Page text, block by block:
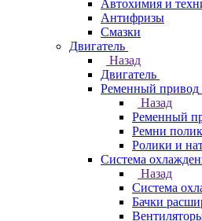
Автохимия и
Антифризы
Смазки
Двигатель
Назад
Двигатель
Ременный привод
Назад
Ременный
Ремни
Ролики и
Система
Назад
Система
Бачки